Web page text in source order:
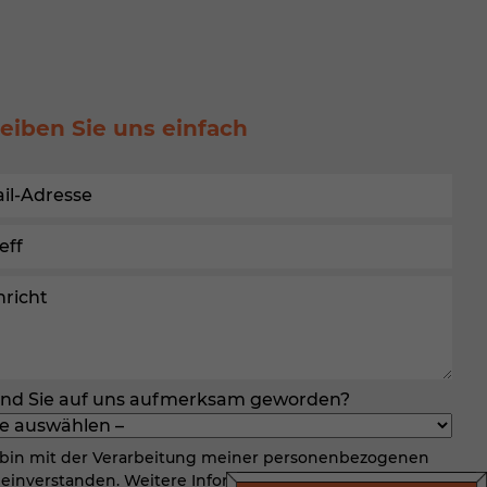
Sie uns einfach
Sie auf uns aufmerksam geworden?
mit der Verarbeitung meiner personenbezogenen
Weitere Informationen entnehmen Sie